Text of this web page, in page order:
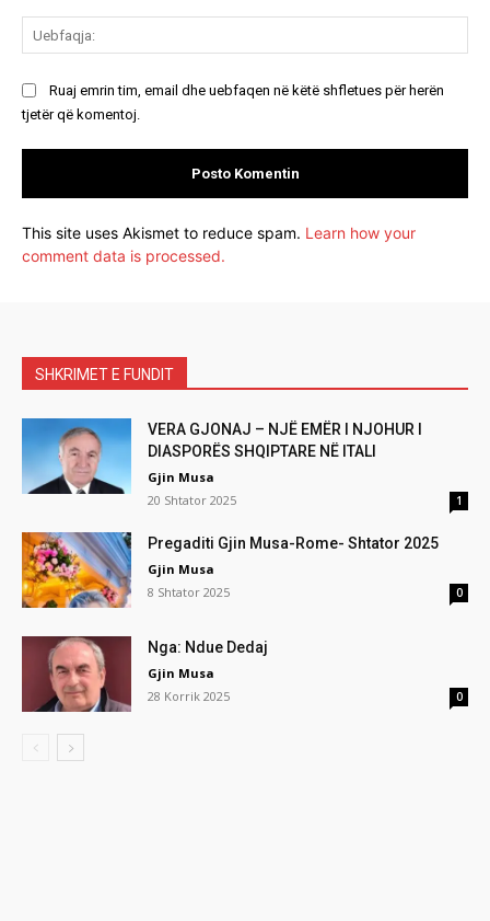
Ruaj emrin tim, email dhe uebfaqen në këtë shfletues për herën
tjetër që komentoj.
This site uses Akismet to reduce spam. Learn how your
comment data is processed.
SHKRIMET E FUNDIT
VERA GJONAJ – NJË EMËR I NJOHUR I
DIASPORËS SHQIPTARE NË ITALI
Gjin Musa
20 Shtator 2025
1
Pregaditi Gjin Musa-Rome- Shtator 2025
Gjin Musa
8 Shtator 2025
0
Nga: Ndue Dedaj
Gjin Musa
28 Korrik 2025
0